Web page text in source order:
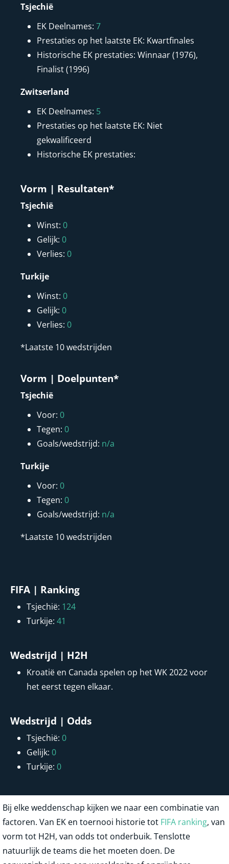
Tsjechië
EK Deelnames: 7
Prestaties op het laatste EK: Kwartfinales
Historische EK prestaties: Winnaar (1976),
Finalist (1996)
Zwitserland
EK Deelnames: 5
Prestaties op het laatste EK: Niet
gekwalificeerd
Historische EK prestaties:
Vorm | Resultaten*
Tsjechië
Winst: 0
Gelijk: 0
Verlies: 0
Turkije
Winst: 0
Gelijk: 0
Verlies: 0
*Laatste 10 wedstrijden
Vorm | Doelpunten*
Tsjechië
Voor: 0
Tegen: 0
Goals/wedstrijd: n/a
Turkije
Voor: 0
Tegen: 0
Goals/wedstrijd: n/a
*Laatste 10 wedstrijden
FIFA | Ranking
Tsjechië: 124
Turkije: 41
Wedstrijd | H2H
Kroatië en Canada spelen op het WK 2022 voor
het eerst tegen elkaar.
Wedstrijd | Odds
Tsjechië: 0
Gelijk: 0
Turkije: 0
Bij elke weddenschap kijken we naar een combinatie van
factoren. Van EK en toernooi historie tot FIFA ranking, van
vorm tot H2H, van odds tot onderbuik. Tenslotte
natuurlijk de teams die het moeten doen. De